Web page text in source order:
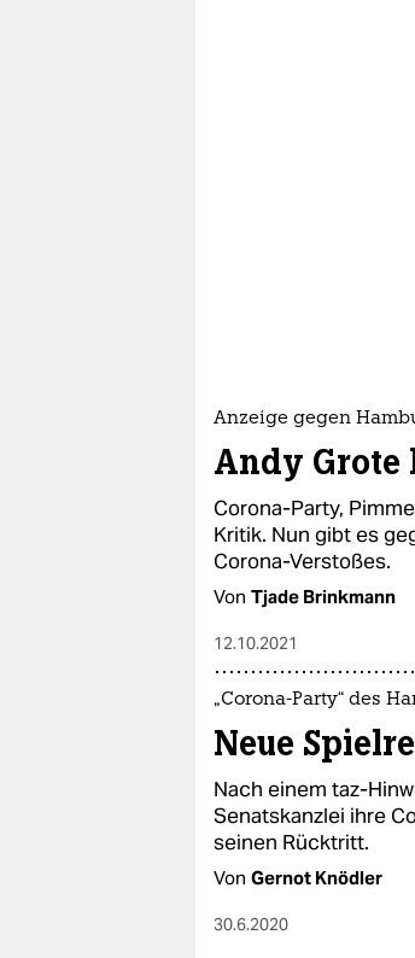
Anzeige gegen
Andy Grote
Corona-Party,
Kritik. Nun gibt es
Corona-Verstoßes.
Von Tjade Brinkmann
12.10.2021
„Corona-Party“ des
Neue
Nach einem taz-
Senatskanzlei ihre
seinen Rücktritt.
Von Gernot Knödler
30.6.2020